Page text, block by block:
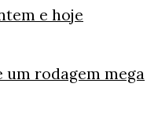
e hoje
um rodagem mega